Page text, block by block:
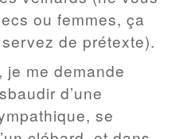
ou femmes, ça
de prétexte).
je me demande
d’une
se